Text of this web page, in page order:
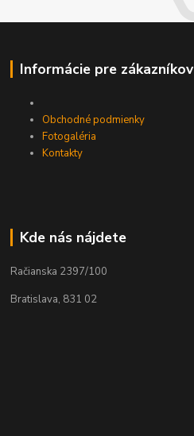
Informácie pre zákazníkov
Obchodné podmienky
Fotogaléria
Kontakty
Kde nás nájdete
Račianska 2397/100
Bratislava, 831 02